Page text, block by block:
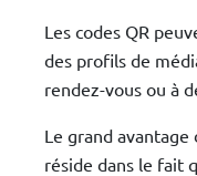
Les codes QR
des profils de
rendez-vous ou à
Le grand avantage
réside dans le fait